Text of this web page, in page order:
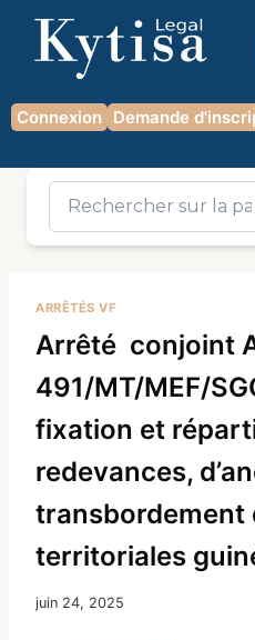
Connexion Demande
ARRÊTÉS VF
Arrêté conjoint
491/MT/MEF/
fixation et
redevances,
transbordement
territoriales
juin 24, 2025